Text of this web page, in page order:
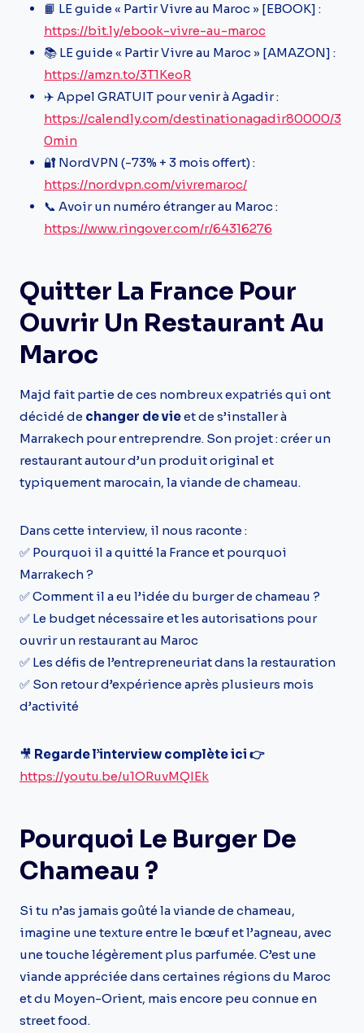
📙 LE guide « Partir Vivre au Maroc » [EBOOK] :
https://bit.ly/ebook-vivre-au-maroc
📚 LE guide « Partir Vivre au Maroc » [AMAZON] :
https://amzn.to/3T1KeoR
✈️ Appel GRATUIT pour venir à Agadir :
https://calendly.com/destinationagadir80000/3
0min
🔐 NordVPN (-73% + 3 mois offert) :
https://nordvpn.com/vivremaroc/
📞 Avoir un numéro étranger au Maroc :
https://www.ringover.com/r/64316276
Quitter La France Pour
Ouvrir Un Restaurant Au
Maroc
Majd fait partie de ces nombreux expatriés qui ont
décidé de changer de vieet de s’installer à
Marrakech pour entreprendre. Son projet : créer un
restaurant autour d’un produit original et
typiquement marocain, la viande de chameau.
Dans cette interview, il nous raconte :
✅ Pourquoi il a quitté la France et pourquoi
Marrakech ?
✅ Comment il a eu l’idée du burger de chameau ?
✅ Le budget nécessaire et les autorisations pour
ouvrir un restaurant au Maroc
✅ Les défis de l’entrepreneuriat dans la restauration
✅ Son retour d’expérience après plusieurs mois
d’activité
🎥 Regarde l’interview complète ici 👉
https://youtu.be/u1ORuvMQIEk
Pourquoi Le Burger De
Chameau ?
Si tu n’as jamais goûté la viande de chameau,
imagine une texture entre le bœuf et l’agneau, avec
une touche légèrement plus parfumée. C’est une
viande appréciée dans certaines régions du Maroc
et du Moyen-Orient, mais encore peu connue en
street food.